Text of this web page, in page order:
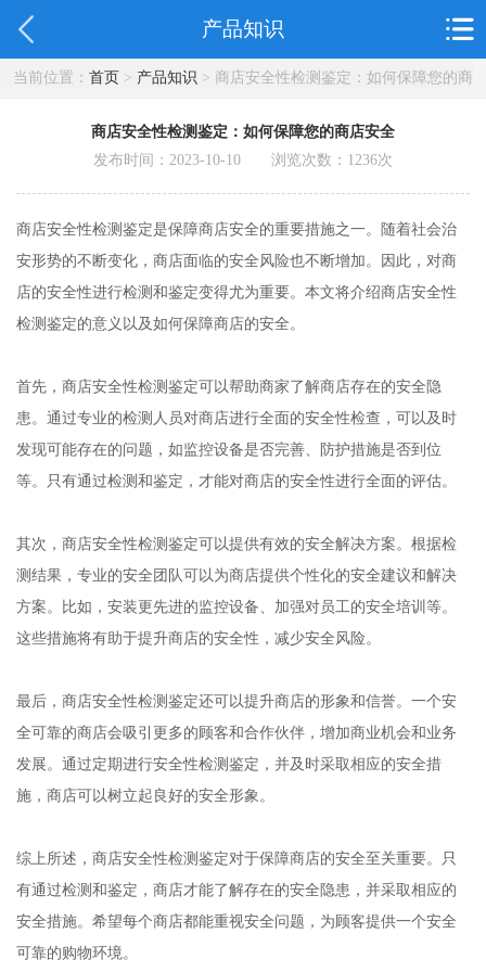
产品知识
当前位置： 首页> 产品知识 > 商店安全性检测鉴定：如何保障您的商
商店安全性检测鉴定：如何保障您的商店安全
发布时间：2023-10-10 浏览次数： 1236次
商店安全性检测鉴定是保障商店安全的重要措施之一。随着社会治
安形势的不断变化，商店面临的安全风险也不断增加。因此，对商
店的安全性进行检测和鉴定变得尤为重要。本文将介绍商店安全性
检测鉴定的意义以及如何保障商店的安全。
首先，商店安全性检测鉴定可以帮助商家了解商店存在的安全隐
患。通过专业的检测人员对商店进行全面的安全性检查，可以及时
发现可能存在的问题，如监控设备是否完善、防护措施是否到位
等。只有通过检测和鉴定，才能对商店的安全性进行全面的评估。
其次，商店安全性检测鉴定可以提供有效的安全解决方案。根据检
测结果，专业的安全团队可以为商店提供个性化的安全建议和解决
方案。比如，安装更先进的监控设备、加强对员工的安全培训等。
这些措施将有助于提升商店的安全性，减少安全风险。
最后，商店安全性检测鉴定还可以提升商店的形象和信誉。一个安
全可靠的商店会吸引更多的顾客和合作伙伴，增加商业机会和业务
发展。通过定期进行安全性检测鉴定，并及时采取相应的安全措
施，商店可以树立起良好的安全形象。
综上所述，商店安全性检测鉴定对于保障商店的安全至关重要。只
有通过检测和鉴定，商店才能了解存在的安全隐患，并采取相应的
安全措施。希望每个商店都能重视安全问题，为顾客提供一个安全
可靠的购物环境。